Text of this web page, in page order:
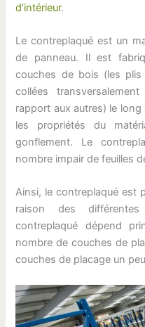
d’intérieur.
Le contreplaqué est un
de panneau. Il est
couches de bois (les
collées
rapport aux autres) le
les propriétés du
gonflement. Le
nombre impair de feuilles
Ainsi, le contreplaqué est
raison des
contreplaqué dépend
nombre de couches de
couches de placage un